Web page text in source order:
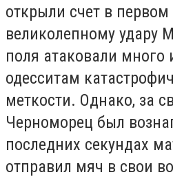
открыли счет в
великолепному удару
поля атаковали много
одесситам
меткости. Однако, за
Черноморец был
последних секундах
отправил мяч в свои